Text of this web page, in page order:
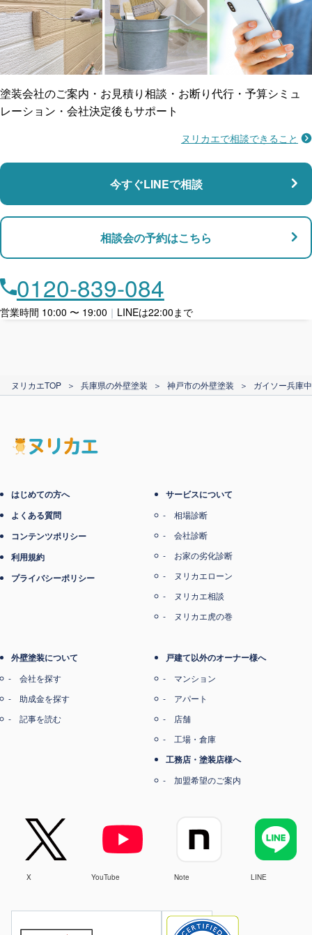
ご近所トラブルに
賠償保険
瑕疵保険
支払い対応
ローン利用
カード支払い
防水工事
マンション・アパート対応
店舗・事務所対応
塗装会社のご案内・お見積り相談・お断り代行・予算シミュ
レーション・会社決定後もサポート
ヌリカエで相談できること
今すぐLINEで相談
相談会の予約はこちら
0120-839-084
営業時間 10:00 〜 19:00 ｜ LINEは22:00まで
ヌリカエTOP ＞ 兵庫県の外壁塗装 ＞ 神戸市の外壁塗装 ＞ ガイソー兵庫
はじめての方へ
よくある質問
コンテンツポリシー
利用規約
プライバシーポリシー
サービスについて
相場診断
会社診断
お家の劣化診断
ヌリカエローン
ヌリカエ相談
ヌリカエ虎の巻
外壁塗装について
会社を探す
助成金を探す
記事を読む
戸建て以外のオーナー様へ
マンション
アパート
店舗
工場・倉庫
工務店・塗装店様へ
加盟希望のご案内
X YouTube Note LINE